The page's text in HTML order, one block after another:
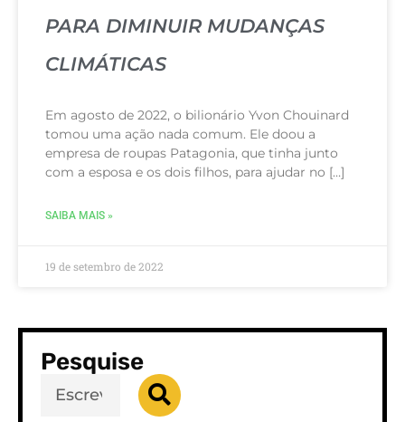
PARA DIMINUIR MUDANÇAS
CLIMÁTICAS
Em agosto de 2022, o bilionário Yvon Chouinard
tomou uma ação nada comum. Ele doou a
empresa de roupas Patagonia, que tinha junto
com a esposa e os dois filhos, para ajudar no […]
SAIBA MAIS »
19 de setembro de 2022
Pesquise